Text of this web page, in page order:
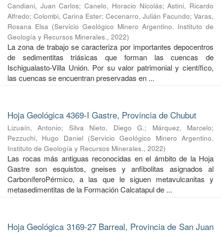
Candiani, Juan Carlos;Canelo, Horacio Nicolás;Astini, Ricardo
Alfredo; Colombi, Carina Ester; Cecenarro, Julián Facundo; Varas,
Rosana Elsa (Servicio Geológico Minero Argentino. Instituto de
Geología y Recursos Minerales., 2022)
La zona de trabajo se caracteriza por importantes depocentros
de sedimentitas triásicas que forman las cuencas de
Ischigualasto-Villa Unión. Por su valor patrimonial y cientíﬁco,
las cuencas se encuentran preservadas en ...
Hoja Geológica 4369-I Gastre, Provincia de Chubut
Lizuaín, Antonio; Silva Nieto, Diego G.; Márquez, Marcelo;
Pezzuchi, Hugo Daniel (Servicio Geológico Minero Argentino.
Instituto de Geología y Recursos Minerales., 2022)
Las rocas más antiguas reconocidas en el ámbito de la Hoja
Gastre son esquistos, gneises y anfibolitas asignados al
CarboníferoPérmico, a las que le siguen metavulcanitas y
metasedimentitas de la Formación Calcatapul de ...
Hoja Geológica 3169-27 Barreal, Provincia de San Juan